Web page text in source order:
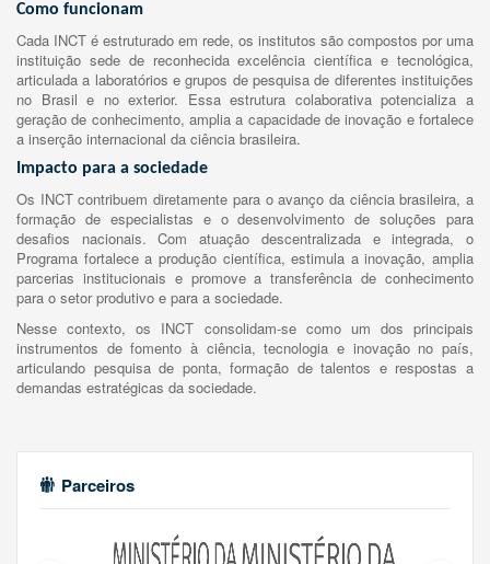
Como funcionam
Cada INCT é estruturado em rede, os institutos são compostos por uma
instituição sede de reconhecida excelência científica e tecnológica,
articulada a laboratórios e grupos de pesquisa de diferentes instituições
no Brasil e no exterior. Essa estrutura colaborativa potencializa a
geração de conhecimento, amplia a capacidade de inovação e fortalece
a inserção internacional da ciência brasileira.
Impacto para a sociedade
Os INCT contribuem diretamente para o avanço da ciência brasileira, a
formação de especialistas e o desenvolvimento de soluções para
desafios nacionais. Com atuação descentralizada e integrada, o
Programa fortalece a produção científica, estimula a inovação, amplia
parcerias institucionais e promove a transferência de conhecimento
para o setor produtivo e para a sociedade.
Nesse contexto, os INCT consolidam-se como um dos principais
instrumentos de fomento à ciência, tecnologia e inovação no país,
articulando pesquisa de ponta, formação de talentos e respostas a
demandas estratégicas da sociedade.
Parceiros